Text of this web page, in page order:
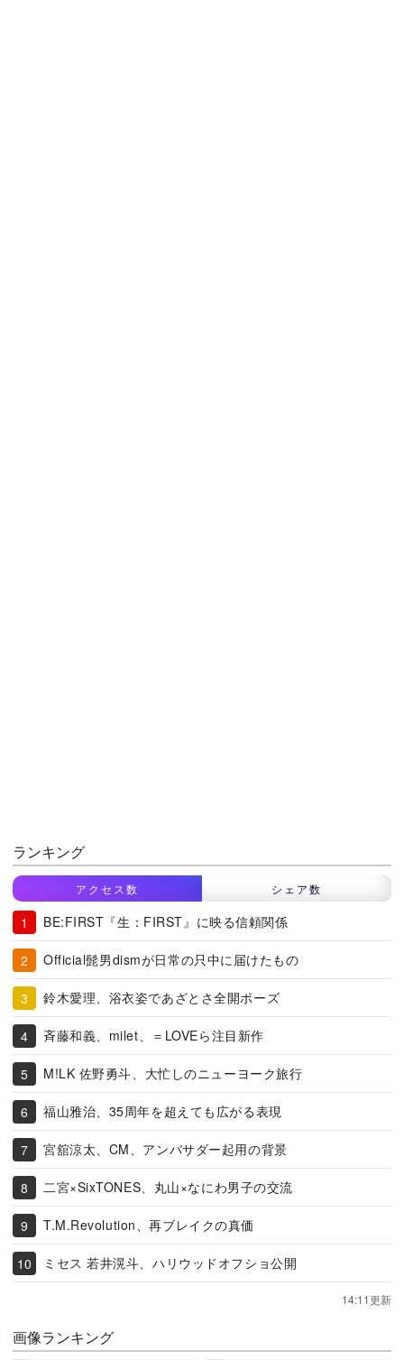
ランキング
アクセス数 シェア数
BE:FIRST『生：FIRST』に映る信頼関係
Official髭男dismが日常の只中に届けたもの
鈴木愛理、浴衣姿であざとさ全開ポーズ
斉藤和義、milet、＝LOVEら注目新作
M!LK 佐野勇斗、大忙しのニューヨーク旅行
福山雅治、35周年を超えても広がる表現
宮舘涼太、CM、アンバサダー起用の背景
二宮×SixTONES、丸山×なにわ男子の交流
T.M.Revolution、再ブレイクの真価
ミセス 若井滉斗、ハリウッドオフショ公開
14:11更新
画像ランキング